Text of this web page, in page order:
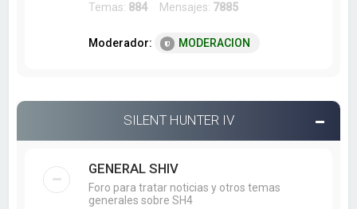
Temas: 884 Mensajes: 7885
Moderador: MODERACION
SILENT HUNTER IV
GENERAL SHIV
Foro para tratar noticias y otros temas
generales sobre SH4